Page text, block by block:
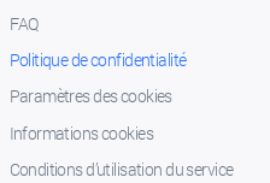
FAQ
Politique de confidentialité
Paramètres des cookies
Informations cookies
Conditions d’utilisation du service